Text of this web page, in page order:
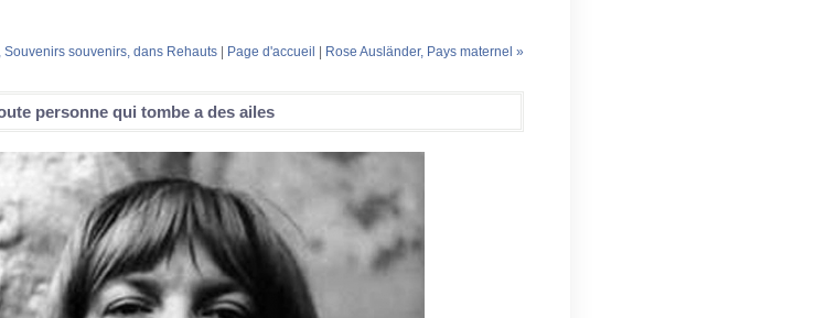
Souvenirs souvenirs, dans Rehauts Page d'accueil
Rose Ausländer, Pays maternel »
personne qui tombe a des ailes